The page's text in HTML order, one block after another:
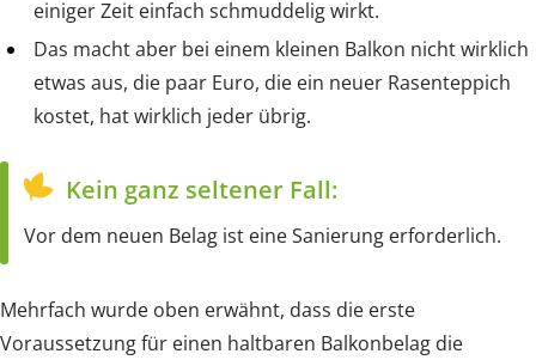
einiger Zeit einfach schmuddelig wirkt.
Das macht aber bei einem kleinen Balkon nicht wirklich
etwas aus, die paar Euro, die ein neuer Rasenteppich
kostet, hat wirklich jeder übrig.
Kein ganz seltener Fall:
Vor dem neuen Belag ist eine Sanierung erforderlich.
Mehrfach wurde oben erwähnt, dass die erste
Voraussetzung für einen haltbaren Balkonbelag die